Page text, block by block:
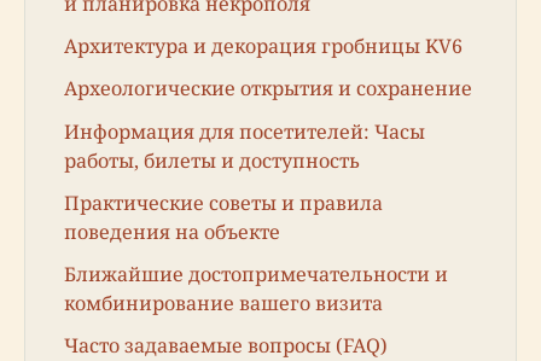
Архитектура и декорация гробницы KV6
Археологические открытия и сохранение
Информация для посетителей: Часы
работы, билеты и доступность
Практические советы и правила
поведения на объекте
Ближайшие достопримечательности и
комбинирование вашего визита
Часто задаваемые вопросы (FAQ)